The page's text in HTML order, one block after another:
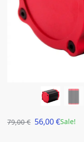
Sale!
79,00€ 56,00€